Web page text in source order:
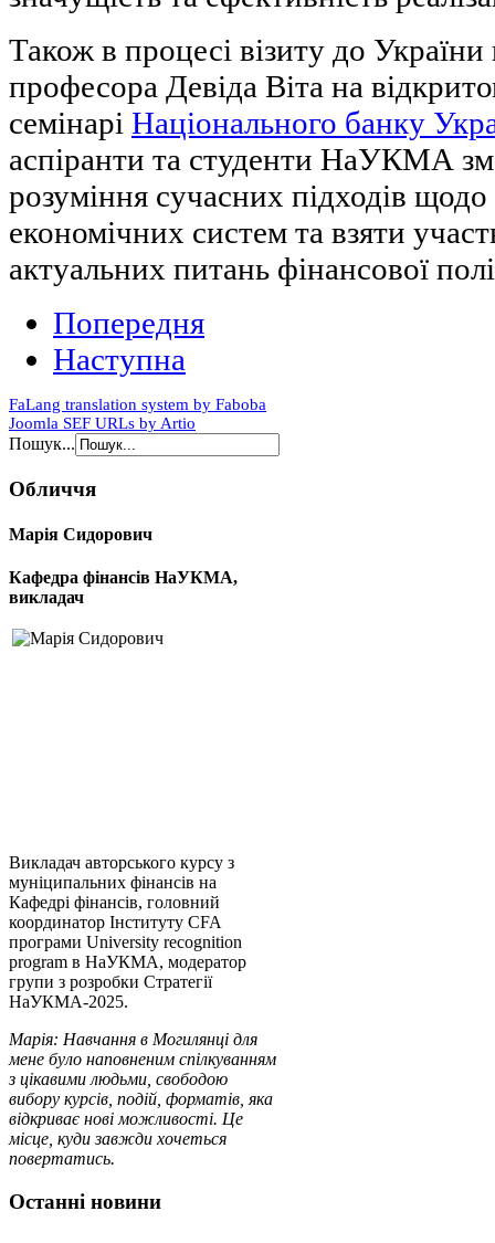
Також в процесі візиту до України
професора Девіда Віта на
семінарі Національного банку
аспіранти та студенти НаУКМА
розуміння сучасних підходів
економічних систем та взяти
актуальних питань фінансової
Попередня
Наступна
FaLang translation system by Faboba
Joomla SEF URLs by Artio
Пошук...
Обличчя
Марія Сидорович
Кафедра фінансів НаУКМА,
викладач
Викладач авторського курсу з
муніципальних фінансів на
Кафедрі фінансів, головний
координатор Інституту CFA
програми University recognition
program в НаУКМА, модератор
групи з розробки Стратегії
НаУКМА-2025.
Марія: Навчання в Могилянці для
мене було наповненим спілкуванням
з цікавими людьми, свободою
вибору курсів, подій, форматів, яка
відкриває нові можливості. Це
місце, куди завжди хочеться
повертатись.
Останні новини